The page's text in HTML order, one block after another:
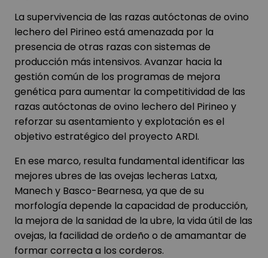
La supervivencia de las razas autóctonas de ovino
lechero del Pirineo está amenazada por la
presencia de otras razas con sistemas de
producción más intensivos. Avanzar hacia la
gestión común de los programas de mejora
genética para aumentar la competitividad de las
razas autóctonas de ovino lechero del Pirineo y
reforzar su asentamiento y explotación es el
objetivo estratégico del proyecto ARDI.
En ese marco, resulta fundamental identificar las
mejores ubres de las ovejas lecheras Latxa,
Manech y Basco-Bearnesa, ya que de su
morfología depende la capacidad de producción,
la mejora de la sanidad de la ubre, la vida útil de las
ovejas, la facilidad de ordeño o de amamantar de
formar correcta a los corderos.